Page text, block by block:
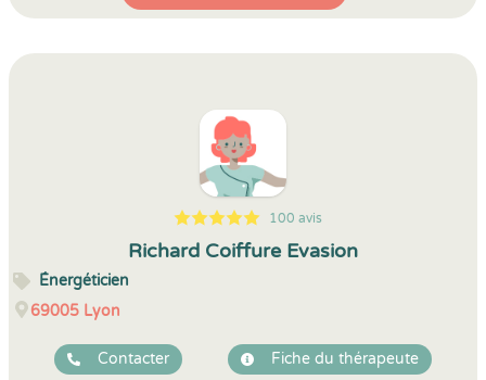
5
1
5
100 100 avis
Richard Coiffure Evasion
Énergéticien
69005 Lyon
Contacter Fiche du thérapeute